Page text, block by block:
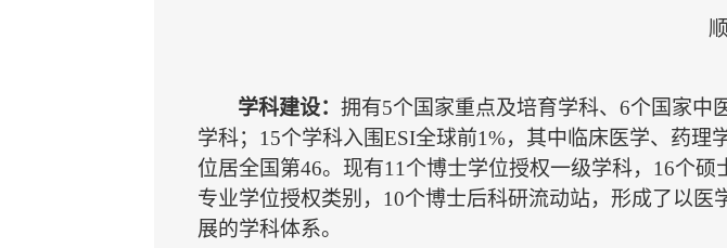
学科建设： 拥有5个国家重点及培育学科、6个国家中
学科；15个学科入围ESI全球前1%，其中临床医学、药
位居全国第46。现有11个博士学位授权一级学科，16个
专业学位授权类别，10个博士后科研流动站，形成了以
展的学科体系。